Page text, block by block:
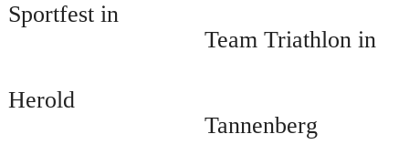
Sportfest in
Herold
Team Triathlon in
Tannenberg